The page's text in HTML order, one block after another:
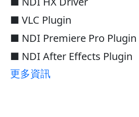
■ VLC Plugin
■ NDI Premiere Pro Plugin
■ NDI After Effects Plugin
更多資訊